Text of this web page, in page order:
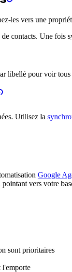
les vers une
contacts. Une fois
libellé pour voir
Utilisez la
Google
vers votre
sont prioritaires
l'emporte